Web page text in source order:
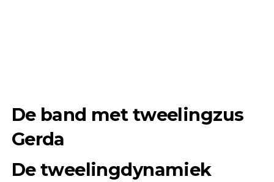
De band met tweelingzus
Gerda
De tweelingdynamiek